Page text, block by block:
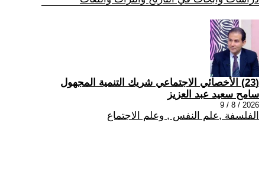
(23) الأخصائي الاجتماعي شريك التنمية المجهول
سامح سعيد عبد العزيز
2026 / 8 / 9
الفلسفة ,علم النفس , وعلم الاجتماع